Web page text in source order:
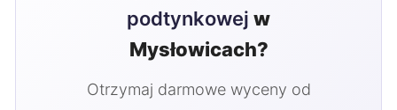
podtynkowej w
Mysłowicach?
Otrzymaj darmowe wyceny od